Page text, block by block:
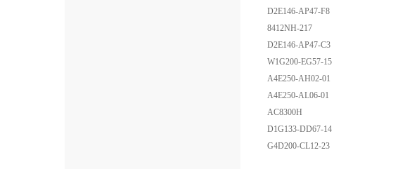
D2E146-AP47-F8
8412NH-217
D2E146-AP47-C3
W1G200-EG57-15
A4E250-AH02-01
A4E250-AL06-01
AC8300H
D1G133-DD67-14
G4D200-CL12-23